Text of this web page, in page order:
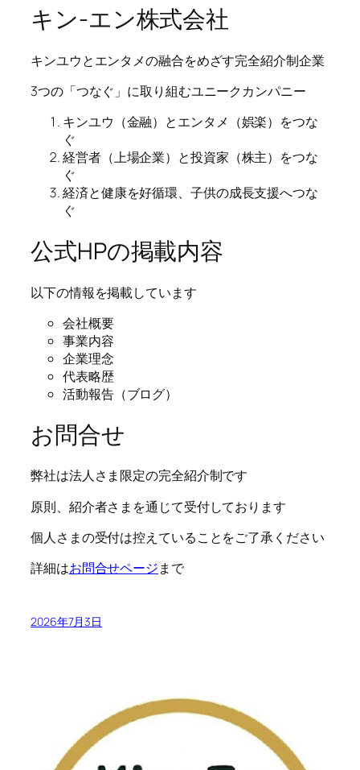
キン-エン株式会社
キンユウとエンタメの融合をめざす完全紹介制企業
3つの「つなぐ」に取り組むユニークカンパニー
キンユウ（金融）とエンタメ（娯楽）をつな
ぐ
経営者（上場企業）と投資家（株主）をつな
ぐ
経済と健康を好循環、子供の成長支援へつな
ぐ
公式HPの掲載内容
以下の情報を掲載しています
会社概要
事業内容
企業理念
代表略歴
活動報告（ブログ）
お問合せ
弊社は法人さま限定の完全紹介制です
原則、紹介者さまを通じて受付しております
個人さまの受付は控えていることをご了承ください
詳細はお問合せページまで
2026年7月3日